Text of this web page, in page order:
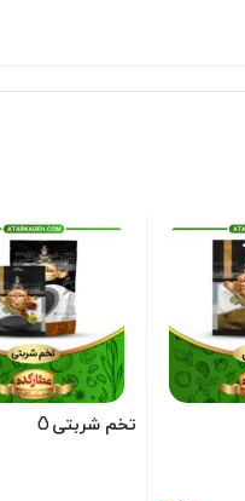
تخم شربتی🥚